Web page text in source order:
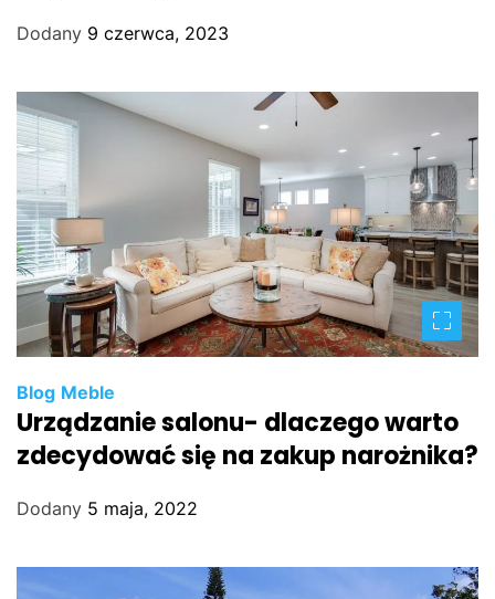
Dodany 9 czerwca, 2023
Blog Meble
Urządzanie salonu- dlaczego warto
zdecydować się na zakup narożnika?
Dodany 5 maja, 2022